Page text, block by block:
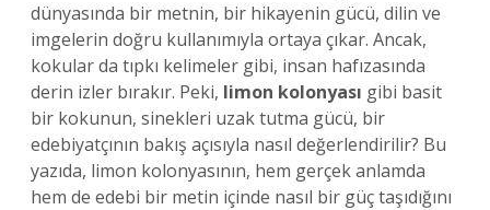
dünyasında bir metnin, bir hikayenin gücü, dilin ve
imgelerin doğru kullanımıyla ortaya çıkar. Ancak,
kokular da tıpkı kelimeler gibi, insan hafızasında
derin izler bırakır. Peki, limon kolonyası gibi basit
bir kokunun, sinekleri uzak tutma gücü, bir
edebiyatçının bakış açısıyla nasıl değerlendirilir? Bu
yazıda, limon kolonyasının, hem gerçek anlamda
hem de edebi bir metin içinde nasıl bir güç taşıdığını